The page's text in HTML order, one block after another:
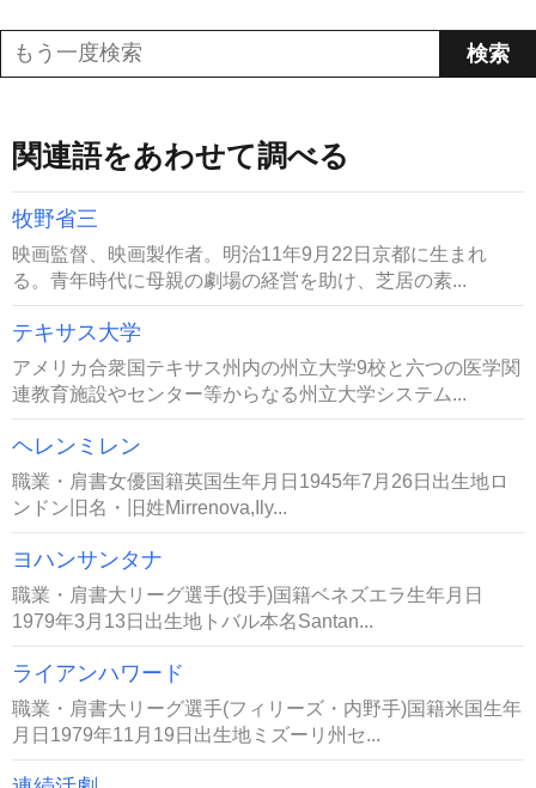
関連語をあわせて調べる
牧野省三
映画監督、映画製作者。明治11年9月22日京都に生まれ
る。青年時代に母親の劇場の経営を助け、芝居の素...
テキサス大学
アメリカ合衆国テキサス州内の州立大学9校と六つの医学関
連教育施設やセンター等からなる州立大学システム...
ヘレンミレン
職業・肩書女優国籍英国生年月日1945年7月26日出生地ロ
ンドン旧名・旧姓Mirrenova,Ily...
ヨハンサンタナ
職業・肩書大リーグ選手(投手)国籍ベネズエラ生年月日
1979年3月13日出生地トバル本名Santan...
ライアンハワード
職業・肩書大リーグ選手(フィリーズ・内野手)国籍米国生年
月日1979年11月19日出生地ミズーリ州セ...